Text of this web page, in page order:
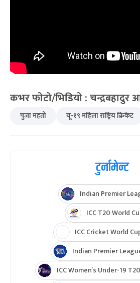
कभर फोटो/भिडियो : चन्द्रबहादुर
पुजा महतो यू-१९ महिला राष्ट्रिय क्रिकेट
टुर्नामेन्ट
Indian Premier
ICC T20 World
ICC Cricket World
Indian Premier
ICC Women’s Under-19